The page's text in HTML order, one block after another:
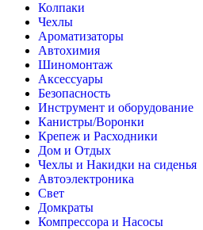
Колпаки
Чехлы
Ароматизаторы
Автохимия
Шиномонтаж
Аксессуары
Безопасность
Инструмент и оборудование
Канистры/Воронки
Крепеж и Расходники
Дом и Отдых
Чехлы и Накидки на сиденья
Автоэлектроника
Свет
Домкраты
Компрессора и Насосы